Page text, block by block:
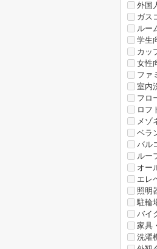
外国
ガス
ルー
学生
カッ
女性
ファ
室内
フロ
ロフ
メゾ
ベラ
バル
ルー
オー
エレ
照明
駐輪
バイ
家具
洗濯